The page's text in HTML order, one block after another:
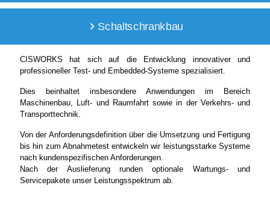
Schaltschrankbau
CISWORKS hat sich auf die Entwicklung innovativer und
professioneller Test- und Embedded-Systeme spezialisiert.
Dies beinhaltet insbesondere Anwendungen im Bereich
Maschinenbau, Luft- und Raumfahrt sowie in der Verkehrs- und
Transporttechnik.
Von der Anforderungsdefinition über die Umsetzung und Fertigung
bis hin zum Abnahmetest entwickeln wir leistungsstarke Systeme
nach kundenspezifischen Anforderungen.
Nach der Auslieferung runden optionale Wartungs- und
Servicepakete unser Leistungsspektrum ab.